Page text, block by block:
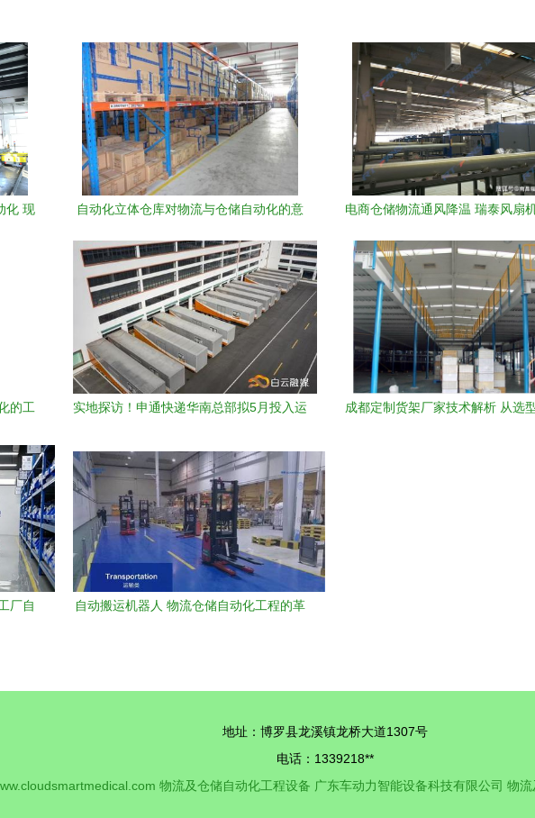
化 现
自动化立体仓库对物流与仓储自动化的意
电商仓储物流通风降温 瑞泰风扇
的工
实地探访！申通快递华南总部拟5月投入运
设备成亮点
成都定制货架厂家技术解析 从选
厂自
自动搬运机器人 物流仓储自动化工程的革
地址：博罗县龙溪镇龙桥大道1307号
电话：1339218**
物流及仓储自动化工程设备 广东车动力智能设备科技有限公司 物流